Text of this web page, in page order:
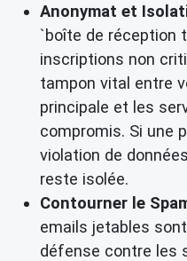
Anonymat et
`boîte de réception
inscriptions non
tampon vital entre
principale et les
compromis. Si une
violation de
reste isolée.
Contourner le
emails jetables
défense contre les